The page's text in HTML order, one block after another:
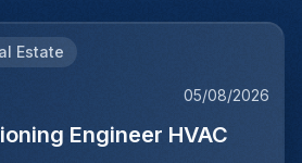
Estate
05/08/2026
Engineer HVAC